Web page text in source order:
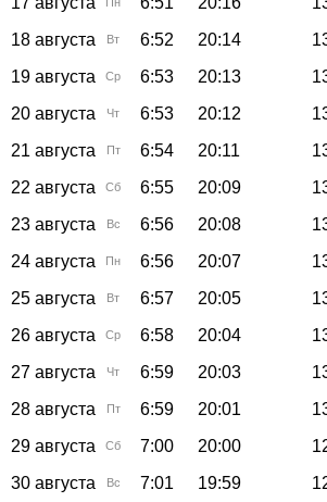
18 августа
Вт 6:52 20:14
19 августа
Ср 6:53 20:13
20 августа
Чт 6:53 20:12
21 августа
Пт 6:54 20:11
22 августа
Сб 6:55 20:09
23 августа
Вс 6:56 20:08
24 августа
Пн 6:56 20:07
25 августа
Вт 6:57 20:05
26 августа
Ср 6:58 20:04
27 августа
Чт 6:59 20:03
28 августа
Пт 6:59 20:01
29 августа
Сб 7:00 20:00
30 августа
Вс 7:01 19:59